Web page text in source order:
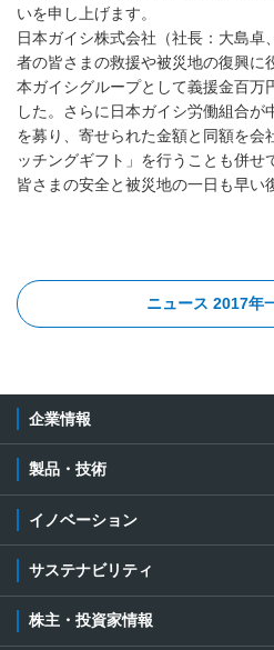
いを申し上げます。
日本ガイシ株式会社（社長：大島卓
者の皆さまの救援や被災地の復興に
本ガイシグループとして義援金百万
した。さらに日本ガイシ労働組合
を募り、寄せられた金額と同額を会
ッチングギフト」を行うことも併せ
皆さまの安全と被災地の一日も早い
ニュース 2017年
企業情報
製品・技術
イノベーション
サステナビリティ
株主・投資家情報